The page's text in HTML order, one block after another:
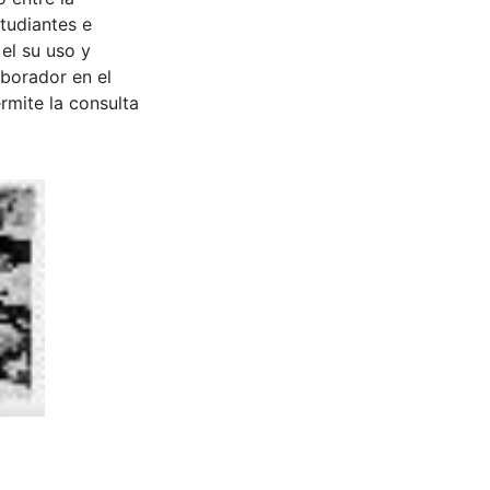
e
su uso y
en el
la consulta